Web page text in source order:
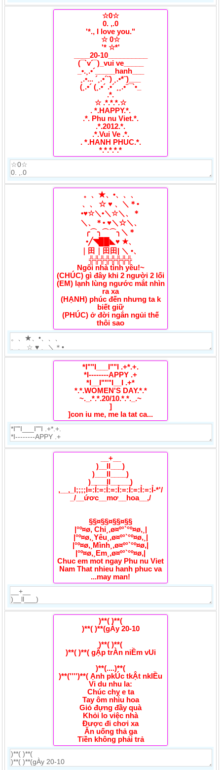
☆0☆
0. ,.0
'*., I love you."
☆ 0☆
'* ☆*'
____20-10__________
(¯`v´¯)_vui ve_____
_•.¸.•´_____hanh___
¸.•... ´¸.•´¨) ¸.•*¨)___
(¸.•´ (¸.•´ .•´ ¸¸.•¨¯`•_
.*.
☆ .*.*.*.☆
. *.HAPPY.*.
.*. Phu nu Viet.*.
.*.2012.*.
.*.Vui Ve .*.
. *.HANH PHUC.*.
*.*.*.*.*
。、★、•、、、
、、 ☆ ♥ 、＼＊•
•♥☆＼•＼☆＼、＊
＼、＊• ♥＼☆＼、
╭⌒╮⌒⌒╮＼＊
•╱◥██◣♥ ★、
｜田｜田田| ＼ •、
╬╬╬╬╬╬╬╬
Ngôi nhà tình yêu!~
(CHÚC) gì đây khi 2 người 2 lối
(EM) lạnh lùng ngước mắt nhìn
ra xa
(HẠNH) phúc đến nhưng ta k
biết giữ
(PHÚC) ở đời ngắn ngủi thế
thôi sao
*I""I___I""I .+*.+.
*I--------APPY .+
*I__I"""I__I .+*
*.*.WOMEN'S DAY.*.*
~._.*.*.20/10.*.*._.~
]
]con iu me, me la tat ca...
__+__
)__ll___)
)___ll____)
)____ll_____)
,__,_l;;;;l=:Ỉ:=:Ỉ:=:Ỉ:=:Ỉ:=:Ỉ:=:Ỉ-*'/
_/__ứơc__mơ__hoa__,/
§§¤§§¤§§¤§§
|°º¤ø, Chỉ¸,ø¤º°`°º¤ø,¸|
|°º¤ø,¸Yêu¸,ø¤º°`°º¤ø,¸|
|°º¤ø,¸Mình¸,ø¤º°`°º¤ø,|
|°º¤ø,¸Em¸,ø¤º°`°º¤ø,|
Chuc em mot ngay Phu nu Viet
Nam That nhieu hanh phuc va
...may man!
)**( )**(
)**( )**(gÀy 20-10
)**( )**(
)**( )**( gẬp trÀn niỀm vUi
)**(....)**(
)**('''')**( Ạnh pkÚc tkẬt nkIỀu
Vi du nhu la:
Chúc chỵ e ta
Tay ôm nhìu hoa
Giỏ đựng đầy quà
Khỏi lo việc nhà
Được đi chơi xa
Ăn uống thả ga
Tiền không phải trả